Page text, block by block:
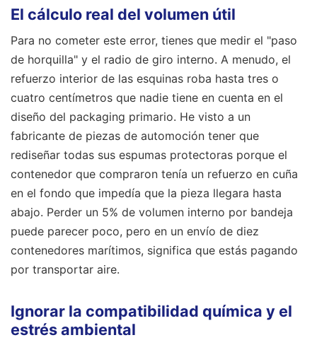
El cálculo real del volumen útil
Para no cometer este error, tienes que medir el "paso
de horquilla" y el radio de giro interno. A menudo, el
refuerzo interior de las esquinas roba hasta tres o
cuatro centímetros que nadie tiene en cuenta en el
diseño del packaging primario. He visto a un
fabricante de piezas de automoción tener que
rediseñar todas sus espumas protectoras porque el
contenedor que compraron tenía un refuerzo en cuña
en el fondo que impedía que la pieza llegara hasta
abajo. Perder un 5% de volumen interno por bandeja
puede parecer poco, pero en un envío de diez
contenedores marítimos, significa que estás pagando
por transportar aire.
Ignorar la compatibilidad química y el
estrés ambiental